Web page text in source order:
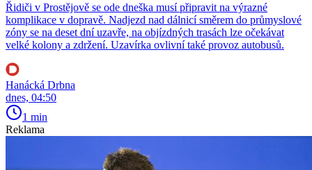
Řidiči v Prostějově se ode dneška musí připravit na výrazné
komplikace v dopravě. Nadjezd nad dálnicí směrem do průmyslové
zóny se na deset dní uzavře, na objízdných trasách lze očekávat
velké kolony a zdržení. Uzavírka ovlivní také provoz autobusů.
Hanácká Drbna
dnes, 04:50
1 min
Reklama